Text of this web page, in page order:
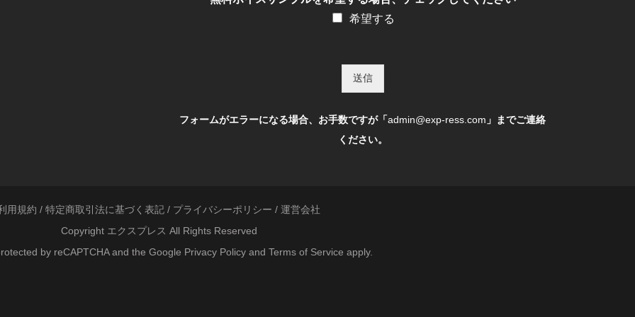
希望する
送信
フォームがエラーになる場合、お手数ですが「admin@exp-ress.com 」までご連絡
ください。
用規約 / 特定商取引法に基づく表記 / プライバシーポリシー / 運営会社
Copyright エクスプレス All Rights Reserved
by reCAPTCHA and the Google Privacy Policy and Terms of Service apply.